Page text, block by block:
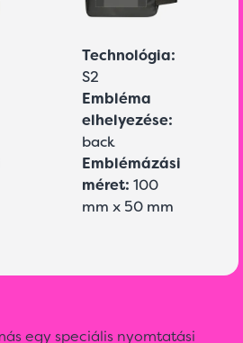
Technológia:
S2
Embléma
elhelyezése:
back
Emblémázási
méret: 100
mm x 50 mm
egy speciális nyomtatási